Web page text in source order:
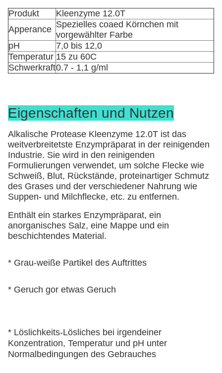
Produkt
Kleenzyme 12.0T
Apperance Spezielles coaed Körnchen mit
vorgewählter Farbe
pH
7,0 bis 12,0
Temperatur 15 zu 60C
Schwerkraft0.7 - 1,1 g/ml
Eigenschaften und Nutzen
Alkalische Protease Kleenzyme 12.0T ist das
weitverbreitetste Enzympräparat in der reinigenden
Industrie. Sie wird in den reinigenden
Formulierungen verwendet, um solche Flecke wie
Schweiß, Blut, Rückstände, proteinartiger Schmutz
des Grases und der verschiedener Nahrung wie
Suppen- und Milchflecke, etc. zu entfernen.
Enthält ein starkes Enzympräparat, ein
anorganisches Salz, eine Mappe und ein
beschichtendes Material.
* Grau-weiße Partikel des Auftrittes
* Geruch gor etwas Geruch
* Löslichkeits-Lösliches bei irgendeiner
Konzentration, Temperatur und pH unter
Normalbedingungen des Gebrauches